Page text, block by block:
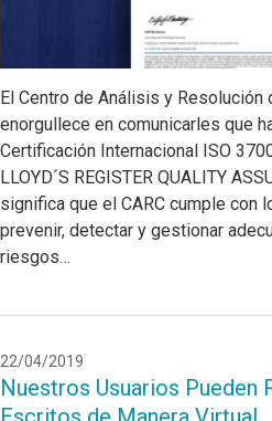
El Centro de Análisis y Resolución
enorgullece en comunicarles que
Certificación Internacional ISO
LLOYD´S REGISTER QUALITY
significa que el CARC cumple con
prevenir, detectar y gestionar
riesgos…
22/04/2019
Nuestros Usuarios Pueden